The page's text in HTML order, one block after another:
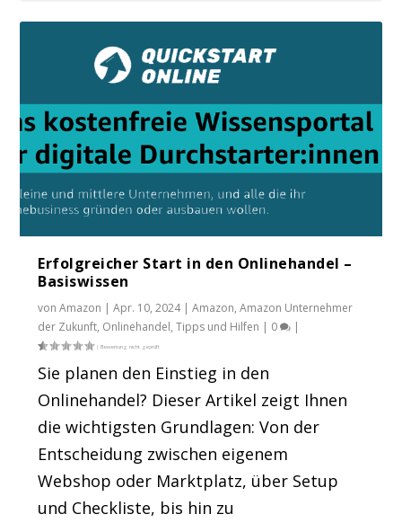
Erfolgreicher Start in den Onlinehandel –
Basiswissen
vonAmazon |Apr. 10, 2024|Amazon,Amazon Unternehmer
der Zukunft, Onlinehandel,Tipps und Hilfen | 0 |
Sie planen den Einstieg in den
Onlinehandel? Dieser Artikel zeigt Ihnen
die wichtigsten Grundlagen: Von der
Entscheidung zwischen eigenem
Webshop oder Marktplatz, über Setup
und Checkliste, bis hin zu